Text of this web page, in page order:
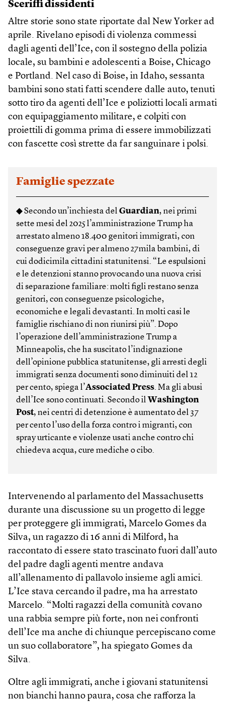
Sceriffi dissidenti
Altre storie sono state riportate dal New Yorker ad
aprile. Rivelano episodi di violenza commessi
dagli agenti dell’Ice, con il sostegno della polizia
locale, su bambini e adolescenti a Boise, Chicago
e Portland. Nel caso di Boise, in Idaho, sessanta
bambini sono stati fatti scendere dalle auto, tenuti
sotto tiro da agenti dell’Ice e poliziotti locali armati
con equipaggiamento militare, e colpiti con
proiettili di gomma prima di essere immobilizzati
con fascette così strette da far sanguinare i polsi.
Famiglie spezzate
◆ Secondo un’inchiesta delGuardian, nei primi
sette mesi del 2025 l’amministrazione Trump ha
arrestato almeno 18.400 genitori immigrati, con
conseguenze gravi per almeno 27mila bambini, di
cui dodicimila cittadini statunitensi. “Le espulsioni
e le detenzioni stanno provocando una nuova crisi
di separazione familiare: molti figli restano senza
genitori, con conseguenze psicologiche,
economiche e legali devastanti. In molti casi le
famiglie rischiano di non riunirsi più”. Dopo
l’operazione dell’amministrazione Trump a
Minneapolis, che ha suscitato l’indignazione
dell’opinione pubblica statunitense, gli arresti degli
immigrati senza documenti sono diminuiti del 12
per cento, spiega l’Associated Press. Ma gli abusi
dell’Ice sono continuati. Secondo il Washington
Post, nei centri di detenzione è aumentato del 37
per cento l’uso della forza contro i migranti, con
spray urticante e violenze usati anche contro chi
chiedeva acqua, cure mediche o cibo.
Intervenendo al parlamento del Massachusetts
durante una discussione su un progetto di legge
per proteggere gli immigrati, Marcelo Gomes da
Silva, un ragazzo di 16 anni di Milford, ha
raccontato di essere stato trascinato fuori dall’auto
del padre dagli agenti mentre andava
all’allenamento di pallavolo insieme agli amici.
L’Ice stava cercando il padre, ma ha arrestato
Marcelo. “Molti ragazzi della comunità covano
una rabbia sempre più forte, non nei confronti
dell’Ice ma anche di chiunque percepiscano come
un suo collaboratore”, ha spiegato Gomes da
Silva.
Oltre agli immigrati, anche i giovani statunitensi
non bianchi hanno paura, cosa che rafforza la